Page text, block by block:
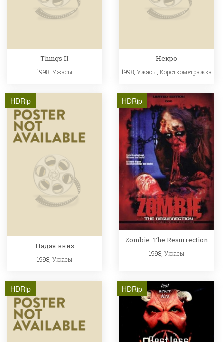
Things II
1998,Ужасы
Некро
1998,Ужасы ,Короткометражка
HDRip
Падая вниз
1998,Ужасы
HDRip
Zombie: The Resurrection
1998, Ужасы
HDRip HDRip